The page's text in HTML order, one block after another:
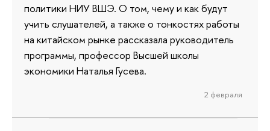
политики НИУ ВШЭ. О том, чему и как будут
учить слушателей, а также о тонкостях работы
на китайском рынке рассказала руководитель
программы, профессор Высшей школы
экономики Наталья Гусева.
2 февраля